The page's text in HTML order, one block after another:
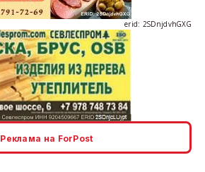
erid: 2SDnjdvhGXG
erid: 2SDnjcLUypt
Реклама на ForPost